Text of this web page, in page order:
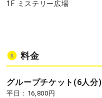
1F ミステリー広場
料金
グループチケット(6人分)
平日：16,800円